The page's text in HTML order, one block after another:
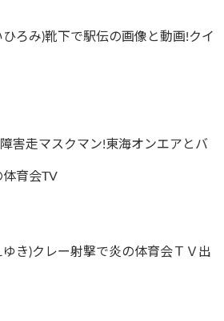
ろみ)靴下で駅伝の画像と動画!クイ
害走マスクマン!東海オンエアとバ
体育会TV
き)クレー射撃で炎の体育会ＴＶ出